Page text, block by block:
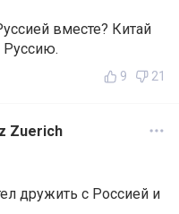
вместе? Китай
Руссию.
9 21
Zuerich
дружить с Россией и